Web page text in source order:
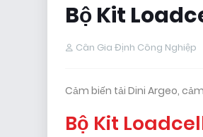
Bộ Kit
Cân Gia Định Công Nghiệp
Cảm biến tải Dini Argeo,
Bộ Kit